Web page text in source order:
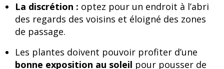
La discrétion : optez pour un endroit à l’abri
des regards des voisins et éloigné des zones
de passage.
Les plantes doivent pouvoir profiter d’une
bonne exposition au soleil pour pousser de